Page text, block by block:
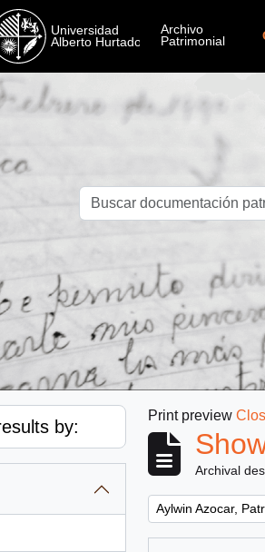
by:
Print preview
Archival
Remove filter:
Aylwin Azocar,